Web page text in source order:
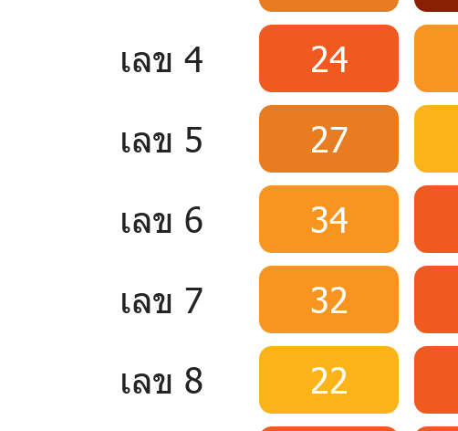
เลข 4
24
เลข 5
27
เลข 6
34
เลข 7
32
เลข 8
22